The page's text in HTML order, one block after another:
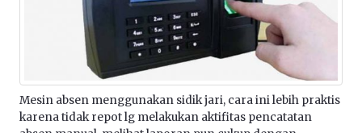
Mesin absen menggunakan sidik jari, cara ini lebih praktis
karena tidak repot lg melakukan aktifitas pencatatan